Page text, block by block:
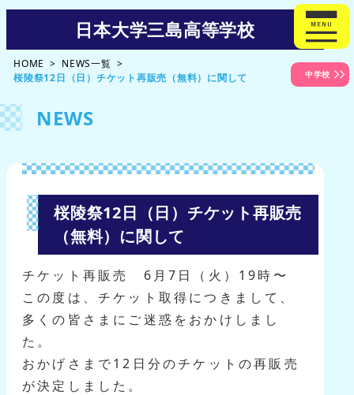
中学校
日本大学三島高等学校
HOME
NEWS一覧
桜陵祭12日（日）チケット再販売（無料）に関して
NEWS
桜陵祭12日（日）チケット再販売
（無料）に関して
チケット再販売 6月7日（火）19時〜
この度は、チケット取得につきまして、
多くの皆さまにご迷惑をおかけしまし
た。
おかげさまで12日分のチケットの再販売
が決定しました。